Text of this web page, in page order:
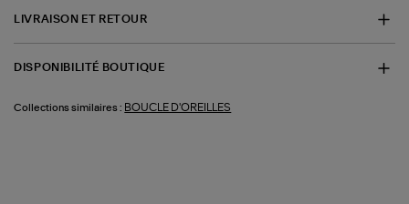
LIVRAISON ET RETOUR
DISPONIBILITÉ BOUTIQUE
Collections similaires : BOUCLE D'OREILLES